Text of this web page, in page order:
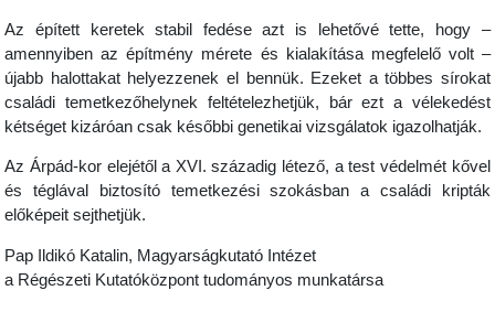
Az épített keretek stabil fedése azt is lehetővé tette, hogy –
amennyiben az építmény mérete és kialakítása megfelelő volt –
újabb halottakat helyezzenek el bennük. Ezeket a többes sírokat
családi temetkezőhelynek feltételezhetjük, bár ezt a vélekedést
kétséget kizáróan csak későbbi genetikai vizsgálatok igazolhatják.
Az Árpád-kor elejétől a XVI. századig létező, a test védelmét kővel
és téglával biztosító temetkezési szokásban a családi kripták
előképeit sejthetjük.
Pap Ildikó Katalin, Magyarságkutató Intézet
a Régészeti Kutatóközpont tudományos munkatársa